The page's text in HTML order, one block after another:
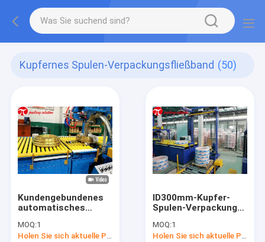
Kupfernes Spulen-Verpackungsfließband (50)
Kundengebundenes
automatisches
SpulenVerpackungsfließband
mit Wiegen und
MOQ:1
Holen Sie sich aktuelle Preis
ID300mm-Kupfer-
Spulen-Verpackungs-
automatische
Verpackungs-
MOQ:1
Holen Sie sich aktuelle Preis